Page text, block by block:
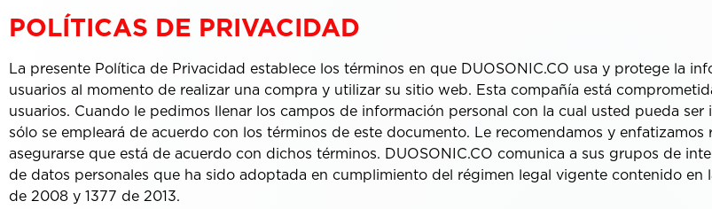
POLÍTICAS DE PRIVACIDAD
La presente Política de Privacidad establece los términos en que DUOSONIC.CO usa y protege la
usuarios al momento de realizar una compra y utilizar su sitio web. Esta compañía está
usuarios. Cuando le pedimos llenar los campos de información personal con la cual usted pueda
sólo se empleará de acuerdo con los términos de este documento. Le recomendamos y
asegurarse que está de acuerdo con dichos términos. DUOSONIC.CO comunica a sus grupos de
de datos personales que ha sido adoptada en cumplimiento del régimen legal vigente contenido en
de 2008 y 1377 de 2013.